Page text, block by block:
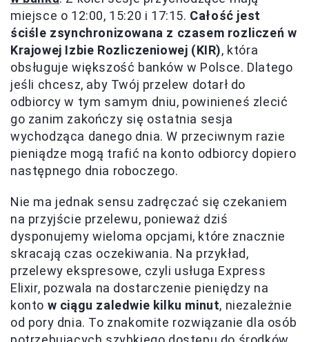
miejsce o 12:00, 15:20 i 17:15. Całość jest
ściśle zsynchronizowana z czasem rozliczeń w
Krajowej Izbie Rozliczeniowej (KIR), która
obsługuje większość banków w Polsce. Dlatego
jeśli chcesz, aby Twój przelew dotarł do
odbiorcy w tym samym dniu, powinieneś zlecić
go zanim zakończy się ostatnia sesja
wychodząca danego dnia. W przeciwnym razie
pieniądze mogą trafić na konto odbiorcy dopiero
następnego dnia roboczego.
Nie ma jednak sensu zadręczać się czekaniem
na przyjście przelewu, ponieważ dziś
dysponujemy wieloma opcjami, które znacznie
skracają czas oczekiwania. Na przykład,
przelewy ekspresowe, czyli usługa Express
Elixir, pozwala na dostarczenie pieniędzy na
konto w ciągu zaledwie kilku minut, niezależnie
od pory dnia. To znakomite rozwiązanie dla osób